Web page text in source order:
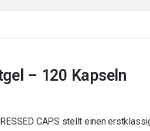
– 120 Kapseln
CAPS stellt einen